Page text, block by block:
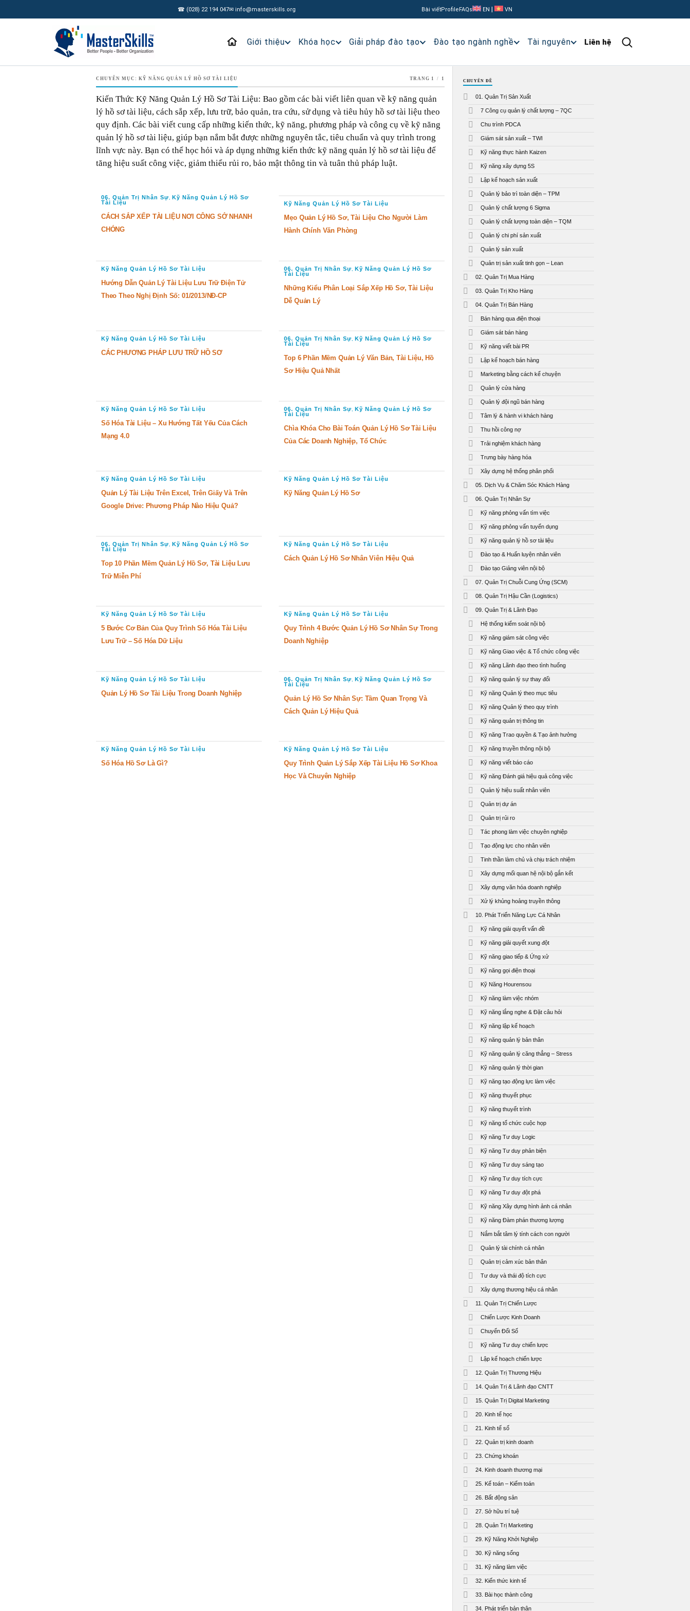
☎ (028) 22 194 047✉ info@masterskills.org Bài viếtProfileFAQs EN | VN
Giới thiệu Khóa học Giải pháp đào tạo Đào tạo ngành nghề Tài nguyên Liên hệ
CHUYÊN MỤC: KỸ NĂNG QUẢN LÝ HỒ SƠ TÀI LIỆU TRANG 1 / 1
Kiến Thức Kỹ Năng Quản Lý Hồ Sơ Tài Liệu: Bao gồm các bài viết liên quan về kỹ năng quản
lý hồ sơ tài liệu, cách sắp xếp, lưu trữ, bảo quản, tra cứu, sử dụng và tiêu hủy hồ sơ tài liệu theo
quy định. Các bài viết cung cấp những kiến thức, kỹ năng, phương pháp và công cụ về kỹ năng
quản lý hồ sơ tài liệu, giúp bạn nắm bắt được những nguyên tắc, tiêu chuẩn và quy trình trong
lĩnh vực này. Bạn có thể học hỏi và áp dụng những kiến thức kỹ năng quản lý hồ sơ tài liệu để
tăng hiệu suất công việc, giảm thiểu rủi ro, bảo mật thông tin và tuân thủ pháp luật.
06. Quản Trị Nhân Sự,
Kỹ Năng Quản Lý Hồ Sơ
Tài Liệu
CÁCH SẮP XẾP TÀI LIỆU NƠI CÔNG SỞ NHANH
CHÓNG
Kỹ Năng Quản Lý Hồ Sơ Tài Liệu
Mẹo Quản Lý Hồ Sơ, Tài Liệu Cho Người Làm
Hành Chính Văn Phòng
Kỹ Năng Quản Lý Hồ Sơ Tài Liệu
Hướng Dẫn Quản Lý Tài Liệu Lưu Trữ Điện Tử
Theo Theo Nghị Định Số: 01/2013/NĐ-CP
06. Quản Trị Nhân Sự, Kỹ Năng Quản Lý Hồ Sơ
Tài Liệu
Những Kiểu Phân Loại Sắp Xếp Hồ Sơ, Tài Liệu
Dễ Quản Lý
Kỹ Năng Quản Lý Hồ Sơ Tài Liệu
CÁC PHƯƠNG PHÁP LƯU TRỮ HỒ SƠ
06. Quản Trị Nhân Sự,
Kỹ Năng Quản Lý Hồ Sơ
Tài Liệu
Top 6 Phần Mềm Quản Lý Văn Bản, Tài Liệu, Hồ
Sơ Hiệu Quả Nhất
Kỹ Năng Quản Lý Hồ Sơ Tài Liệu
Số Hóa Tài Liệu – Xu Hướng Tất Yếu Của Cách
Mạng 4.0
06. Quản Trị Nhân Sự, Kỹ Năng Quản Lý Hồ Sơ
Tài Liệu
Chìa Khóa Cho Bài Toán Quản Lý Hồ Sơ Tài Liệu
Của Các Doanh Nghiệp, Tổ Chức
Kỹ Năng Quản Lý Hồ Sơ Tài Liệu
Quản Lý Tài Liệu Trên Excel, Trên Giấy Và Trên
Google Drive: Phương Pháp Nào Hiệu Quả?
Kỹ Năng Quản Lý Hồ Sơ Tài Liệu
Kỹ Năng Quản Lý Hồ Sơ
06. Quản Trị Nhân Sự, Kỹ Năng Quản Lý Hồ Sơ
Tài Liệu
Top 10 Phần Mềm Quản Lý Hồ Sơ, Tài Liệu Lưu
Trữ Miễn Phí
Kỹ Năng Quản Lý Hồ Sơ Tài Liệu
Cách Quản Lý Hồ Sơ Nhân Viên Hiệu Quả
Kỹ Năng Quản Lý Hồ Sơ Tài Liệu
5 Bước Cơ Bản Của Quy Trình Số Hóa Tài Liệu
Lưu Trữ – Số Hóa Dữ Liệu
Kỹ Năng Quản Lý Hồ Sơ Tài Liệu
Quy Trình 4 Bước Quản Lý Hồ Sơ Nhân Sự Trong
Doanh Nghiệp
Kỹ Năng Quản Lý Hồ Sơ Tài Liệu
Quản Lý Hồ Sơ Tài Liệu Trong Doanh Nghiệp
06. Quản Trị Nhân Sự, Kỹ Năng Quản Lý Hồ Sơ
Tài Liệu
Quản Lý Hồ Sơ Nhân Sự: Tầm Quan Trọng Và
Cách Quản Lý Hiệu Quả
Kỹ Năng Quản Lý Hồ Sơ Tài Liệu
Số Hóa Hồ Sơ Là Gì?
Kỹ Năng Quản Lý Hồ Sơ Tài Liệu
Quy Trình Quản Lý Sắp Xếp Tài Liệu Hồ Sơ Khoa
Học Và Chuyên Nghiệp
CHUYÊN ĐỀ
01. Quản Trị Sản Xuất
7 Công cụ quản lý chất lượng – 7QC
Chu trình PDCA
Giám sát sản xuất – TWI
Kỹ năng thực hành Kaizen
Kỹ năng xây dựng 5S
Lập kế hoạch sản xuất
Quản lý bảo trì toàn diện – TPM
Quản lý chất lượng 6 Sigma
Quản lý chất lượng toàn diện – TQM
Quản lý chi phí sản xuất
Quản lý sản xuất
Quản trị sản xuất tinh gọn – Lean
02. Quản Trị Mua Hàng
03. Quản Trị Kho Hàng
04. Quản Trị Bán Hàng
Bán hàng qua điện thoại
Giám sát bán hàng
Kỹ năng viết bài PR
Lập kế hoạch bán hàng
Marketing bằng cách kể chuyện
Quản lý cửa hàng
Quản lý đội ngũ bán hàng
Tâm lý & hành vi khách hàng
Thu hồi công nợ
Trải nghiệm khách hàng
Trưng bày hàng hóa
Xây dựng hệ thống phân phối
05. Dịch Vụ & Chăm Sóc Khách Hàng
06. Quản Trị Nhân Sự
Kỹ năng phỏng vấn tìm việc
Kỹ năng phỏng vấn tuyển dụng
Kỹ năng quản lý hồ sơ tài liệu
Đào tạo & Huấn luyện nhân viên
Đào tạo Giảng viên nội bộ
07. Quản Trị Chuỗi Cung Ứng (SCM)
08. Quản Trị Hậu Cần (Logistics)
09. Quản Trị & Lãnh Đạo
Hệ thống kiểm soát nội bộ
Kỹ năng giám sát công việc
Kỹ năng Giao việc & Tổ chức công việc
Kỹ năng Lãnh đạo theo tình huống
Kỹ năng quản lý sự thay đổi
Kỹ năng Quản lý theo mục tiêu
Kỹ năng Quản lý theo quy trình
Kỹ năng quản trị thông tin
Kỹ năng Trao quyền & Tạo ảnh hưởng
Kỹ năng truyền thông nội bộ
Kỹ năng viết báo cáo
Kỹ năng Đánh giá hiệu quả công việc
Quản lý hiệu suất nhân viên
Quản trị dự án
Quản trị rủi ro
Tác phong làm việc chuyên nghiệp
Tạo động lực cho nhân viên
Tinh thần làm chủ và chịu trách nhiệm
Xây dựng mối quan hệ nội bộ gắn kết
Xây dựng văn hóa doanh nghiệp
Xử lý khủng hoảng truyền thông
10. Phát Triển Năng Lực Cá Nhân
Kỹ năng giải quyết vấn đề
Kỹ năng giải quyết xung đột
Kỹ năng giao tiếp & Ứng xử
Kỹ năng gọi điện thoại
Kỹ Năng Hourensou
Kỹ năng làm việc nhóm
Kỹ năng lắng nghe & Đặt câu hỏi
Kỹ năng lập kế hoạch
Kỹ năng quản lý bản thân
Kỹ năng quản lý căng thẳng – Stress
Kỹ năng quản lý thời gian
Kỹ năng tạo động lực làm việc
Kỹ năng thuyết phục
Kỹ năng thuyết trình
Kỹ năng tổ chức cuộc họp
Kỹ năng Tư duy Logic
Kỹ năng Tư duy phản biện
Kỹ năng Tư duy sáng tạo
Kỹ năng Tư duy tích cực
Kỹ năng Tư duy đột phá
Kỹ năng Xây dựng hình ảnh cá nhân
Kỹ năng Đàm phán thương lượng
Nắm bắt tâm lý tính cách con người
Quản lý tài chính cá nhân
Quản trị cảm xúc bản thân
Tư duy và thái độ tích cực
Xây dựng thương hiệu cá nhân
11. Quản Trị Chiến Lược
Chiến Lược Kinh Doanh
Chuyển Đổi Số
Kỹ năng Tư duy chiến lược
Lập kế hoạch chiến lược
12. Quản Trị Thương Hiệu
14. Quản Trị & Lãnh đạo CNTT
15. Quản Trị Digital Marketing
20. Kinh tế học
21. Kinh tế số
22. Quản trị kinh doanh
23. Chứng khoán
24. Kinh doanh thương mại
25. Kế toán – Kiểm toán
26. Bất động sản
27. Sở hữu trí tuệ
28. Quản Trị Marketing
29. Kỹ Năng Khởi Nghiệp
30. Kỹ năng sống
31. Kỹ năng làm việc
32. Kiến thức kinh tế
33. Bài học thành công
34. Phát triển bản thân